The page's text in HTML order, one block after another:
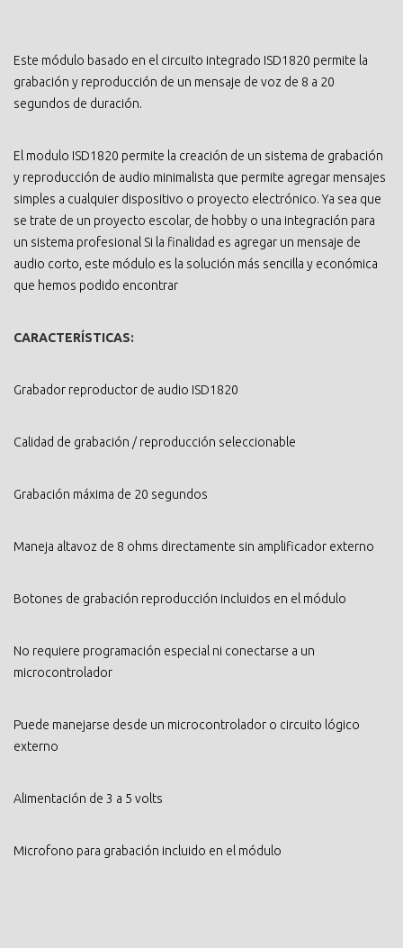
Este módulo basado en el circuito integrado ISD1820 permite la
grabación y reproducción de un mensaje de voz de 8 a 20
segundos de duración.
El modulo ISD1820 permite la creación de un sistema de grabación
y reproducción de audio minimalista que permite agregar mensajes
simples a cualquier dispositivo o proyecto electrónico. Ya sea que
se trate de un proyecto escolar, de hobby o una integración para
un sistema profesional Si la finalidad es agregar un mensaje de
audio corto, este módulo es la solución más sencilla y económica
que hemos podido encontrar
CARACTERÍSTICAS:
Grabador reproductor de audio ISD1820
Calidad de grabación / reproducción seleccionable
Grabación máxima de 20 segundos
Maneja altavoz de 8 ohms directamente sin amplificador externo
Botones de grabación reproducción incluidos en el módulo
No requiere programación especial ni conectarse a un
microcontrolador
Puede manejarse desde un microcontrolador o circuito lógico
externo
Alimentación de 3 a 5 volts
Microfono para grabación incluido en el módulo